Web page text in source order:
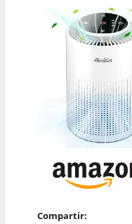
Compartir: